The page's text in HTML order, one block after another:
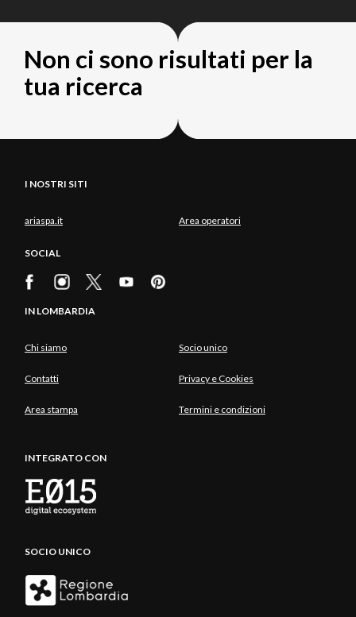
Non ci sono risultati per la
tua ricerca
I NOSTRI SITI
ariaspa.it Area operatori
SOCIAL
IN LOMBARDIA
Chi siamo Socio unico
Contatti Privacy e Cookies
Area stampa Termini e condizioni
INTEGRATO CON
SOCIO UNICO